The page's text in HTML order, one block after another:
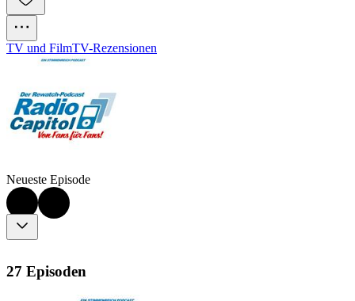
TV und FilmTV-Rezensionen
Neueste Episode
27 Episoden